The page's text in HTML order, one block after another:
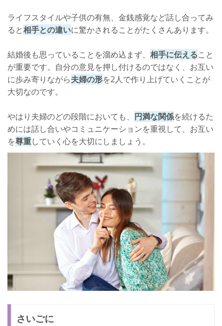
ライフスタイルや子供の有無、金銭感覚など話し合ってみ
ると相手との違いに驚かされることがたくさんあります。
結婚後も思っていることを溜め込まず、 相手に伝えること
が重要です。自分の意見を押し付けるのではなく、お互い
に歩み寄りながら夫婦の形を2人で作り上げていくことが
大切なのです。
やはり夫婦のどの段階においても、 円満な関係を続けるた
めには話し合いやコミュニケーションを重視して、お互い
を尊重していく心を大切にしましょう。
さいごに